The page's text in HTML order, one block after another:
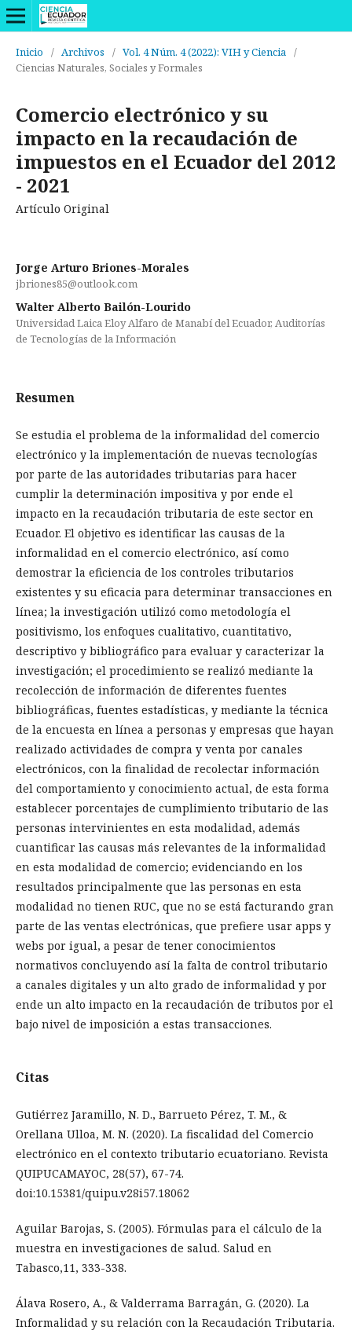
Inicio / Archivos / Vol. 4 Núm. 4 (2022): VIH y Ciencia /
Ciencias Naturales, Sociales y Formales
Comercio electrónico y su
impacto en la recaudación de
impuestos en el Ecuador del 2012
- 2021
Artículo Original
Jorge Arturo Briones-Morales
jbriones85@outlook.com
Walter Alberto Bailón-Lourido
Universidad Laica Eloy Alfaro de Manabí del Ecuador, Auditorías
de Tecnologías de la Información
Resumen
Se estudia el problema de la informalidad del comercio
electrónico y la implementación de nuevas tecnologías
por parte de las autoridades tributarias para hacer
cumplir la determinación impositiva y por ende el
impacto en la recaudación tributaria de este sector en
Ecuador. El objetivo es identificar las causas de la
informalidad en el comercio electrónico, así como
demostrar la eficiencia de los controles tributarios
existentes y su eficacia para determinar transacciones en
línea; la investigación utilizó como metodología el
positivismo, los enfoques cualitativo, cuantitativo,
descriptivo y bibliográfico para evaluar y caracterizar la
investigación; el procedimiento se realizó mediante la
recolección de información de diferentes fuentes
bibliográficas, fuentes estadísticas, y mediante la técnica
de la encuesta en línea a personas y empresas que hayan
realizado actividades de compra y venta por canales
electrónicos, con la finalidad de recolectar información
del comportamiento y conocimiento actual, de esta forma
establecer porcentajes de cumplimiento tributario de las
personas intervinientes en esta modalidad, además
cuantificar las causas más relevantes de la informalidad
en esta modalidad de comercio; evidenciando en los
resultados principalmente que las personas en esta
modalidad no tienen RUC, que no se está facturando gran
parte de las ventas electrónicas, que prefiere usar apps y
webs por igual, a pesar de tener conocimientos
normativos concluyendo así la falta de control tributario
a canales digitales y un alto grado de informalidad y por
ende un alto impacto en la recaudación de tributos por el
bajo nivel de imposición a estas transacciones.
Citas
Gutiérrez Jaramillo, N. D., Barrueto Pérez, T. M., &
Orellana Ulloa, M. N. (2020). La fiscalidad del Comercio
electrónico en el contexto tributario ecuatoriano. Revista
QUIPUCAMAYOC, 28(57), 67-74.
doi:10.15381/quipu.v28i57.18062
Aguilar Barojas, S. (2005). Fórmulas para el cálculo de la
muestra en investigaciones de salud. Salud en
Tabasco,11, 333-338.
Álava Rosero, A., & Valderrama Barragán, G. (2020). La
Informalidad y su relación con la Recaudación Tributaria.